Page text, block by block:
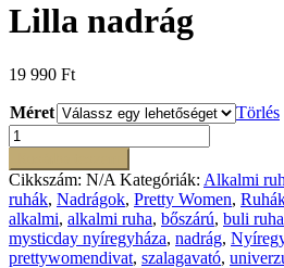
Lilla nadrág
19 990 Ft
Méret
Törlés
Lilla
nadrág
mennyiség
Cikkszám: N/A Kategóriák: Alkalmi
ruhák, Nadrágok, Pretty Women,
alkalmi, alkalmi ruha, bőszárú, buli ruha
mysticday nyíregyháza, nadrág,
prettywomendivat, szalagavató,